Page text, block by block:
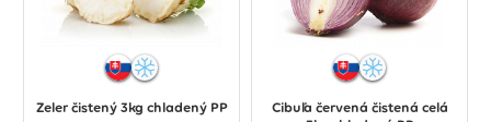
Zeler čistený 3kg chladený PP
Cibuľa červená čistená celá